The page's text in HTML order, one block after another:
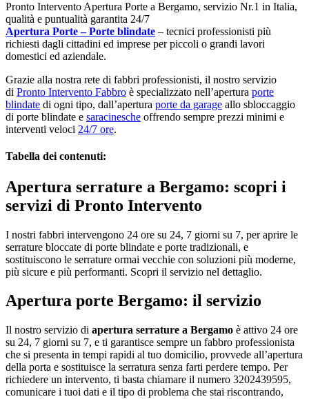
Pronto Intervento Apertura Porte a Bergamo, servizio Nr.1 in Italia,
qualità e puntualità garantita 24/7
Apertura Porte – Porte blindate – tecnici professionisti più
richiesti dagli cittadini ed imprese per piccoli o grandi lavori
domestici ed aziendale.
Grazie alla nostra rete di fabbri professionisti, il nostro servizio
di Pronto Intervento Fabbro è specializzato nell’apertura porte
blindate di ogni tipo, dall’apertura porte da garage allo sbloccaggio
di porte blindate e saracinesche offrendo sempre prezzi minimi e
interventi veloci 24/7 ore.
Tabella dei contenuti:
Apertura serrature a Bergamo: scopri i
servizi di Pronto Intervento
I nostri fabbri intervengono 24 ore su 24, 7 giorni su 7, per aprire le
serrature bloccate di porte blindate e porte tradizionali, e
sostituiscono le serrature ormai vecchie con soluzioni più moderne,
più sicure e più performanti. Scopri il servizio nel dettaglio.
Apertura porte Bergamo: il servizio
Il nostro servizio di apertura serrature a Bergamo è attivo 24 ore
su 24, 7 giorni su 7, e ti garantisce sempre un fabbro professionista
che si presenta in tempi rapidi al tuo domicilio, provvede all’apertura
della porta e sostituisce la serratura senza farti perdere tempo. Per
richiedere un intervento, ti basta chiamare il numero 3202439595,
comunicare i tuoi dati e il tipo di problema che stai riscontrando,